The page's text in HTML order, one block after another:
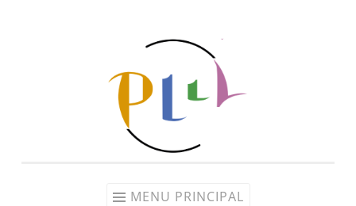
MENU PRINCIPAL